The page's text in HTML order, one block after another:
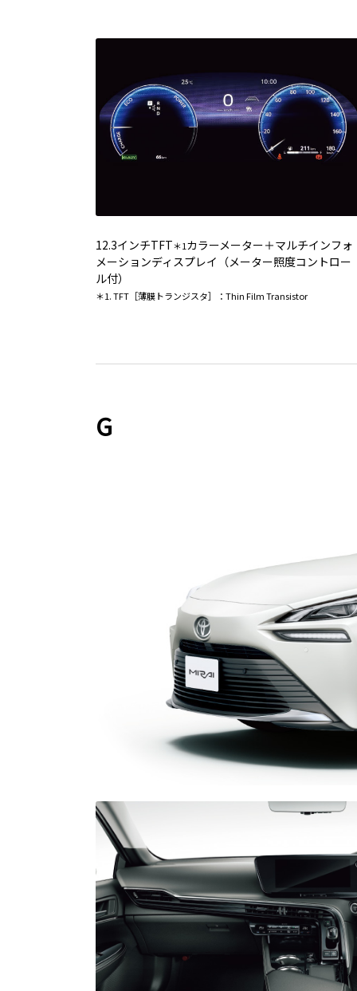
12.3インチTFT＊1カラーメーター＋マルチインフォ
メーションディスプレイ（メーター照度コントロー
ル付）
＊1. TFT［薄膜トランジスタ］：Thin Film Transistor
G